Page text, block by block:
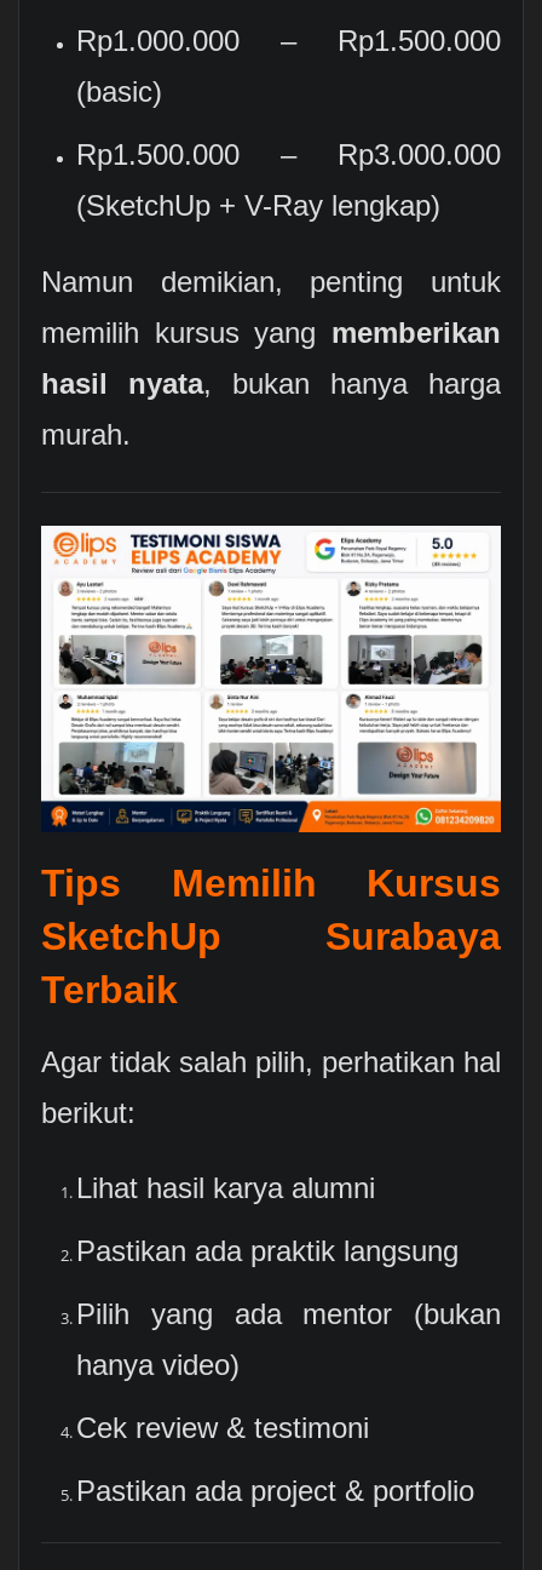
Rp1.000.000 – Rp1.500.000
(basic)
Rp1.500.000 – Rp3.000.000
(SketchUp + V-Ray lengkap)
Namun demikian, penting untuk
memilih kursus yang memberikan
hasil nyata, bukan hanya harga
murah.
Tips Memilih Kursus
SketchUp Surabaya
Terbaik
Agar tidak salah pilih, perhatikan hal
berikut:
Lihat hasil karya alumni
Pastikan ada praktik langsung
Pilih yang ada mentor (bukan
hanya video)
Cek review & testimoni
Pastikan ada project & portfolio